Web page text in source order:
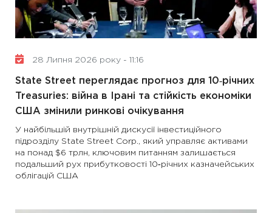
28 Липня 2026 року - 11:16
State Street переглядає прогноз для 10‑річних
Treasuries: війна в Ірані та стійкість економіки
США змінили ринкові очікування
У найбільшій внутрішній дискусії інвестиційного
підрозділу State Street Corp., який управляє активами
на понад $6 трлн, ключовим питанням залишається
подальший рух прибутковості 10‑річних казначейських
облігацій США